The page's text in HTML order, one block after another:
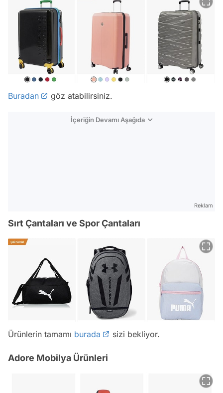
Buradan göz atabilirsiniz.
İçeriğin Devamı Aşağıda
Reklam
Sırt Çantaları ve Spor Çantaları
Ürünlerin tamamı burada sizi bekliyor.
Adore Mobilya Ürünleri